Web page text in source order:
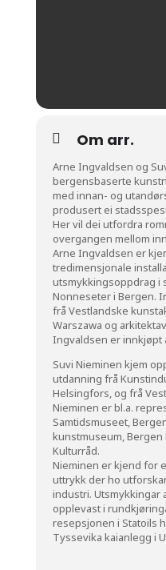
Om arr.
Arne Ingvaldsen og
bergensbaserte
med innan- og
produsert ei
Her vil dei utfordra
overgangen mellom
Arne Ingvaldsen er
tredimensjonale
utsmykkingsoppdrag i
Nonneseter i Bergen.
frå Vestlandske
Warszawa og
Ingvaldsen er innkjøpt
Suvi Nieminen kjem
utdanning frå
Helsingfors, og frå
Nieminen er bl.a.
Samtidsmuseet,
kunstmuseum,
Kulturråd.
Nieminen er kjend for
uttrykk der ho
industri. Utsmykkingar
opplevast i
resepsjonen i Statoils
Tyssevika kaianlegg i